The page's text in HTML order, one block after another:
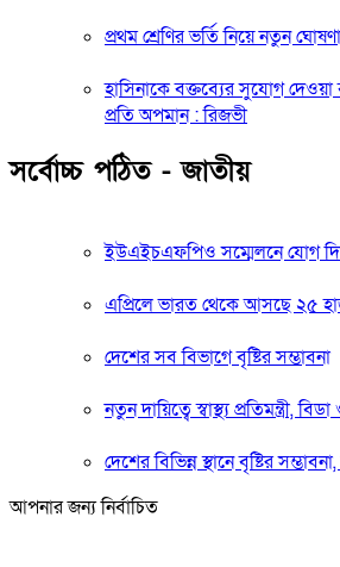
প্রথম শ্রেণির ভর্তি নিয়ে নতুন ঘোষণা
হাসিনাকে বক্তব্যের সুযোগ দেওয়া
প্রতি অপমান : রিজভী
সর্বোচ্চ পঠিত - জাতীয়
ইউএইচএফপিও সম্মেলনে যোগ
এপ্রিলে ভারত থেকে আসছে ২৫
দেশের সব বিভাগে বৃষ্টির সম্ভাবনা
নতুন দায়িত্বে স্বাস্থ্য প্রতিমন্ত্রী,
দেশের বিভিন্ন স্থানে বৃষ্টির
আপনার জন্য নির্বাচিত